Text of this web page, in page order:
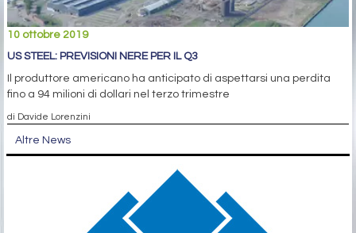
10 ottobre 2019
US STEEL: PREVISIONI NERE PER IL Q3
Il produttore americano ha anticipato di aspettarsi una perdita
fino a 94 milioni di dollari nel terzo trimestre
di Davide Lorenzini
Altre News